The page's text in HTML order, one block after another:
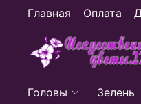
Главная Оплата
Головы Зелень